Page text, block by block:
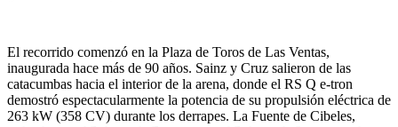
El recorrido comenzó en la Plaza de Toros de Las Ventas,
inaugurada hace más de 90 años. Sainz y Cruz salieron de las
catacumbas hacia el interior de la arena, donde el RS Q e-tron
demostró espectacularmente la potencia de su propulsión eléctrica de
263 kW (358 CV) durante los derrapes. La Fuente de Cibeles,